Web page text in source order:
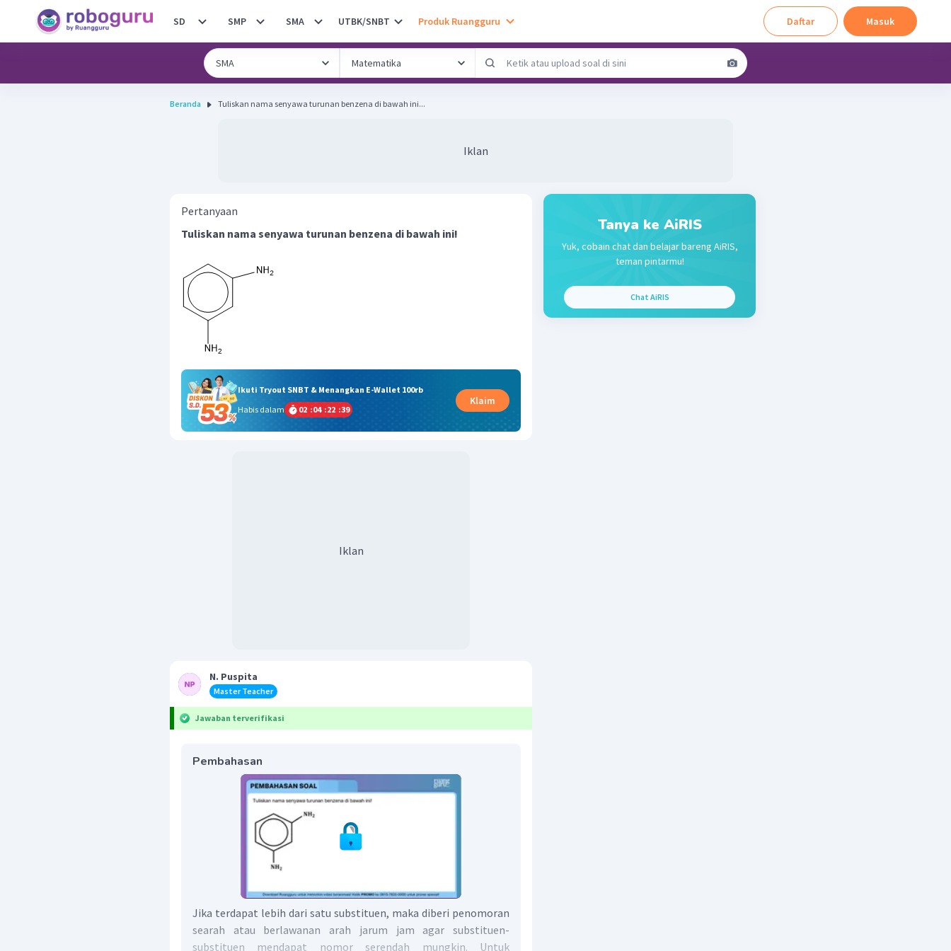
SD SMP SMA UTBK/SNBT Produk Ruangguru Daftar Masuk
Beranda Tuliskan nama senyawa turunan benzena di bawah ini...
Iklan
Pertanyaan
Tuliskan nama senyawa turunan benzena di bawah ini!
Ikuti Tryout SNBT & Menangkan E-Wallet 100rb
Habis dalam
02 :04 :22 :38
Klaim
Iklan
N. Puspita
Master Teacher
Jawaban terverifikasi
Pembahasan
Jika terdapat lebih dari satu substituen, maka diberi penomoran
searah atau berlawanan arah jarum jam agar substituen-
substituen mendapat nomor serendah mungkin. Untuk
Tanya ke AiRIS
Yuk, cobain chat dan belajar bareng AiRIS,
teman pintarmu!
Chat AiRIS